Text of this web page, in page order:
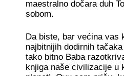
maestralno dočara duh
sobom.
Da biste, bar većina vas
najbitnijih dodirnih
tako bitno Baba
knjiga naše civilizacije u